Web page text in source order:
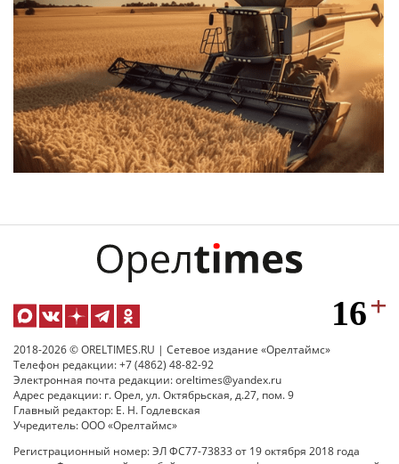
2018-2026 © ORELTIMES.RU | Сетевое издание «Орелтаймс»
Телефон редакции: +7 (4862) 48-82-92
Электронная почта редакции: oreltimes@yandex.ru
Адрес редакции: г. Орел, ул. Октябрьская, д.27, пом. 9
Главный редактор: Е. Н. Годлевская
Учредитель: ООО «Орелтаймс»
Регистрационный номер: ЭЛ ФС77-73833 от 19 октября 2018 года